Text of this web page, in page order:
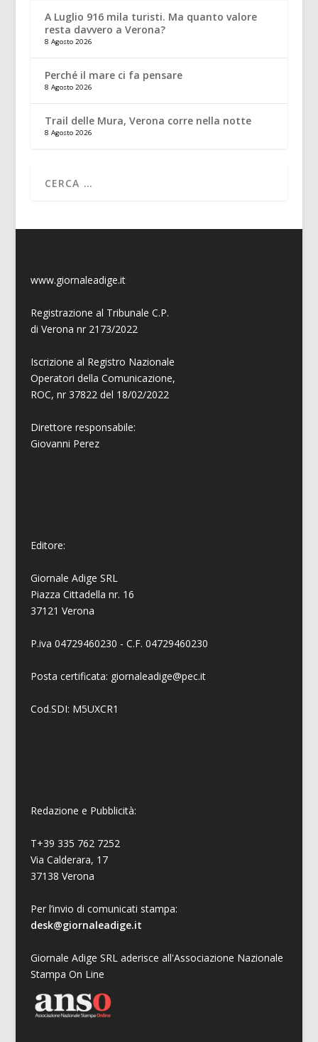
A Luglio 916 mila turisti. Ma quanto valore
resta davvero a Verona?
8 Agosto 2026
Perché il mare ci fa pensare
8 Agosto 2026
Trail delle Mura, Verona corre nella notte
8 Agosto 2026
www.giornaleadige.it
Registrazione al Tribunale C.P.
di Verona nr 2173/2022
Iscrizione al Registro Nazionale
Operatori della Comunicazione,
ROC, nr 37822 del 18/02/2022
Direttore responsabile:
Giovanni Perez
Editore:
Giornale Adige SRL
Piazza Cittadella nr. 16
37121 Verona
P.iva 04729460230 - C.F. 04729460230
Posta certificata: giornaleadige@pec.it
Cod.SDI: M5UXCR1
Redazione e Pubblicità:
T+39 335 762 7252
Via Calderara, 17
37138 Verona
Per l’invio di comunicati stampa:
desk@giornaleadige.it
Giornale Adige SRL aderisce all'Associazione Nazionale
Stampa On Line